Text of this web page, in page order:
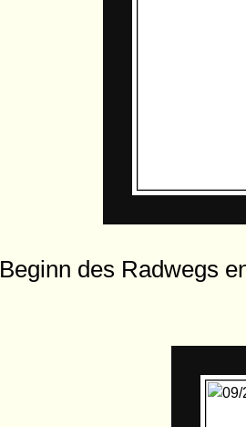
Beginn des Radwegs